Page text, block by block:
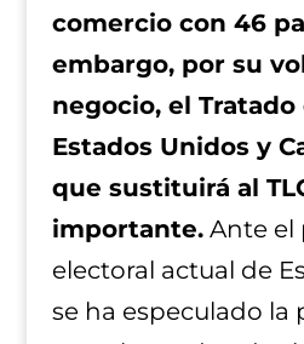
comercio con 46
embargo, por su
negocio, el
Estados Unidos y
que sustituirá al
importante.Ante el
electoral actual de
se ha especulado la